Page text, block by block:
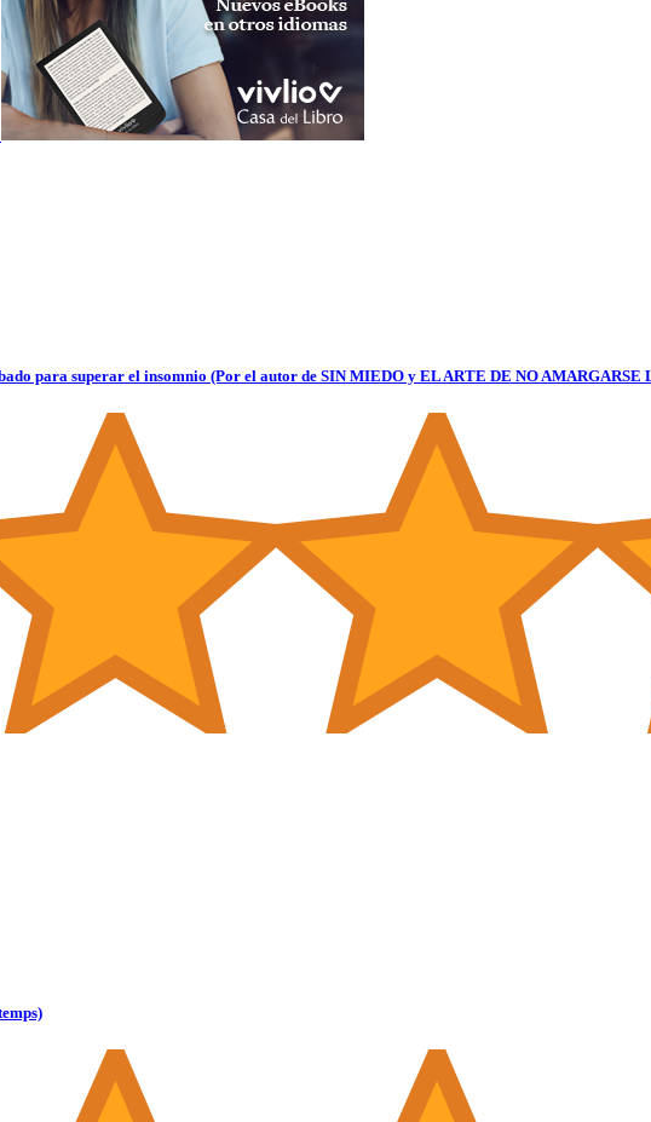
para superar el insomnio (Por el autor de SIN MIEDO y EL ARTE DE NO AMARGARSE